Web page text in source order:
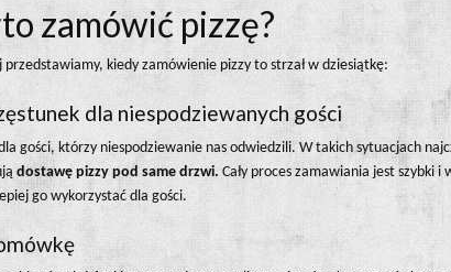
zamówić pizzę?
kiedy zamówienie pizzy to strzał w dziesiątkę:
dla niespodziewanych gości
gości, którzy niespodziewanie nas odwiedzili. W takich sytuacjach
dostawę pizzy pod same drzwi. Cały proces zamawiania jest szybki
go wykorzystać dla gości.